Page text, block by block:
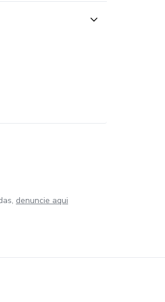
denuncie aqui